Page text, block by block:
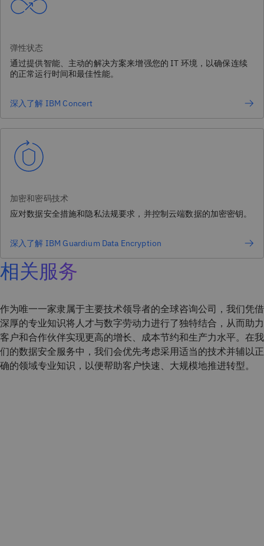
弹性状态
通过提供智能、主动的解决方案来增强您的 IT 环境，以确保连续
的正常运行时间和最佳性能。
深入了解 IBM Concert
加密和密码技术
应对数据安全措施和隐私法规要求，并控制云端数据的加密密钥。
深入了解 IBM Guardium Data Encryption
相关服务
作为唯一一家隶属于主要技术领导者的全球咨询公司，我们凭借
深厚的专业知识将人才与数字劳动力进行了独特结合，从而助力
客户和合作伙伴实现更高的增长、成本节约和生产力水平。在我
们的数据安全服务中，我们会优先考虑采用适当的技术并辅以正
确的领域专业知识，以便帮助客户快速、大规模地推进转型。